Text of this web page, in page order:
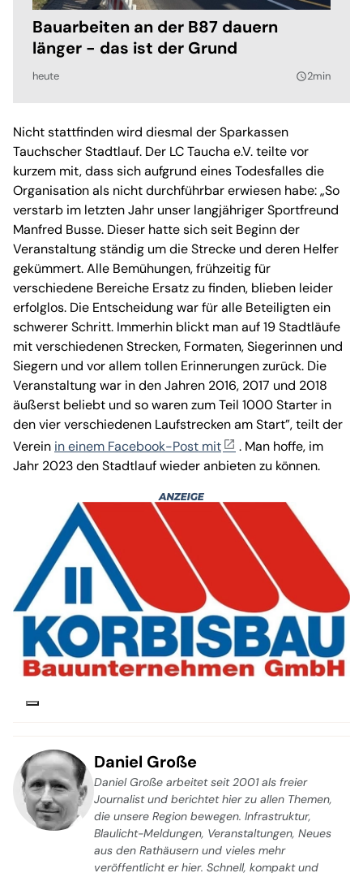
Bauarbeiten an der B87 dauern
länger - das ist der Grund
heute query_builder2min
Nicht stattfinden wird diesmal der Sparkassen
Tauchscher Stadtlauf. Der LC Taucha e.V. teilte vor
kurzem mit, dass sich aufgrund eines Todesfalles die
Organisation als nicht durchführbar erwiesen habe: „So
verstarb im letzten Jahr unser langjähriger Sportfreund
Manfred Busse. Dieser hatte sich seit Beginn der
Veranstaltung ständig um die Strecke und deren Helfer
gekümmert. Alle Bemühungen, frühzeitig für
verschiedene Bereiche Ersatz zu finden, blieben leider
erfolglos. Die Entscheidung war für alle Beteiligten ein
schwerer Schritt. Immerhin blickt man auf 19 Stadtläufe
mit verschiedenen Strecken, Formaten, Siegerinnen und
Siegern und vor allem tollen Erinnerungen zurück. Die
Veranstaltung war in den Jahren 2016, 2017 und 2018
äußerst beliebt und so waren zum Teil 1000 Starter in
den vier verschiedenen Laufstrecken am Start”, teilt der
Verein in einem Facebook-Post mit
. Man hoffe, im
Jahr 2023 den Stadtlauf wieder anbieten zu können.
Daniel Große
Daniel Große arbeitet seit 2001 als freier
Journalist und berichtet hier zu allen Themen,
die unsere Region bewegen. Infrastruktur,
Blaulicht-Meldungen, Veranstaltungen, Neues
aus den Rathäusern und vieles mehr
veröffentlicht er hier. Schnell, kompakt und